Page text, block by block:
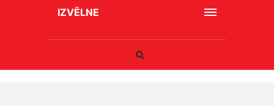
IZVĒLNE